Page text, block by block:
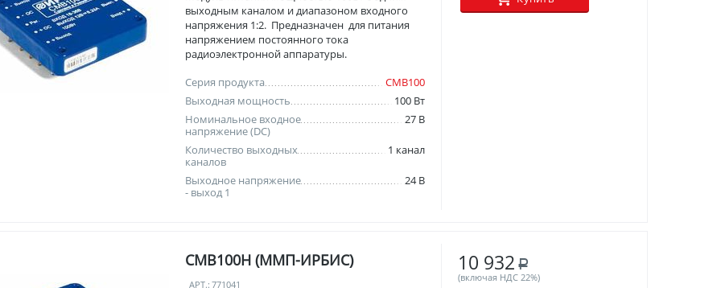
выходным каналом и диапазоном входного
напряжения 1:2. Предназначен для питания
напряжением постоянного тока
радиоэлектронной аппаратуры.
Серия продукта
СМВ100
Выходная мощность
100 Вт
Номинальное входное
напряжение (DC)
27 В
Количество выходных
каналов
1 канал
Выходное напряжение
- выход 1
24 В
СМВ100Н (ММП-ИРБИС)
АРТ.: 771041
10 932 Р
(включая НДС 22%)